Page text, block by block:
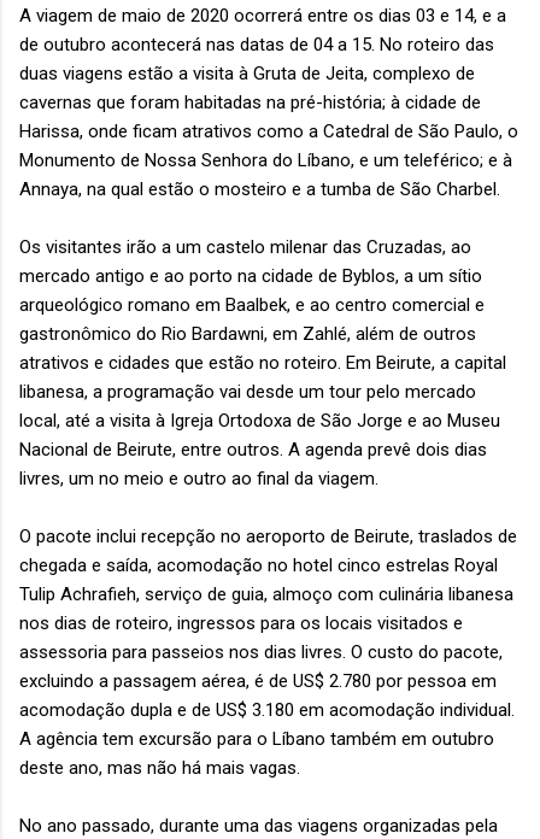
A viagem de maio de 2020 ocorrerá entre os dias 03 e 14, e a
de outubro acontecerá nas datas de 04 a 15. No roteiro das
duas viagens estão a visita à Gruta de Jeita, complexo de
cavernas que foram habitadas na pré-história; à cidade de
Harissa, onde ficam atrativos como a Catedral de São Paulo, o
Monumento de Nossa Senhora do Líbano, e um teleférico; e à
Annaya, na qual estão o mosteiro e a tumba de São Charbel.
Os visitantes irão a um castelo milenar das Cruzadas, ao
mercado antigo e ao porto na cidade de Byblos, a um sítio
arqueológico romano em Baalbek, e ao centro comercial e
gastronômico do Rio Bardawni, em Zahlé, além de outros
atrativos e cidades que estão no roteiro. Em Beirute, a capital
libanesa, a programação vai desde um tour pelo mercado
local, até a visita à Igreja Ortodoxa de São Jorge e ao Museu
Nacional de Beirute, entre outros. A agenda prevê dois dias
livres, um no meio e outro ao final da viagem.
O pacote inclui recepção no aeroporto de Beirute, traslados de
chegada e saída, acomodação no hotel cinco estrelas Royal
Tulip Achrafieh, serviço de guia, almoço com culinária libanesa
nos dias de roteiro, ingressos para os locais visitados e
assessoria para passeios nos dias livres. O custo do pacote,
excluindo a passagem aérea, é de US$ 2.780 por pessoa em
acomodação dupla e de US$ 3.180 em acomodação individual.
A agência tem excursão para o Líbano também em outubro
deste ano, mas não há mais vagas.
No ano passado, durante uma das viagens organizadas pela